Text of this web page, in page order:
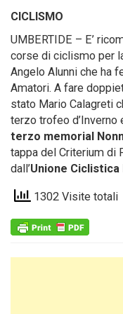
CICLISMO
UMBERTIDE – E’
corse di ciclismo per
Angelo Alunni che ha
Amatori. A fare
stato Mario Calagreti
terzo trofeo d’Inverno
terzo memorial
tappa del Criterium di
dall’Unione Ciclistica
1302 Visite totali